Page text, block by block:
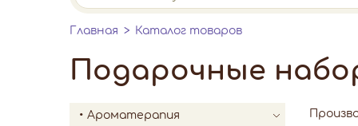
Главная Каталог товаров
Подарочные
Ароматерапия